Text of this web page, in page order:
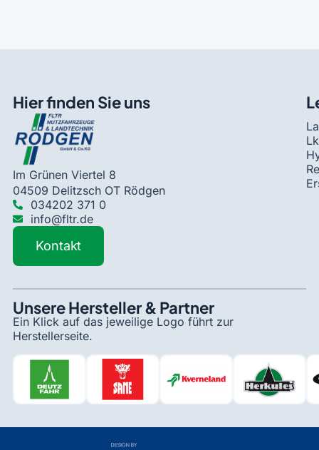
Hier finden Sie uns
Im Grünen Viertel 8
04509 Delitzsch OT Rödgen
034202 371 0
info@fltr.de
Kontakt
Unsere Hersteller & Partner
Ein Klick auf das jeweilige Logo führt zur
Herstellerseite.